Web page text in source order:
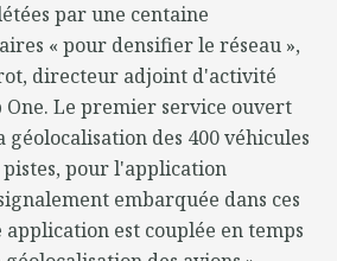
par une centaine
« pour densifier le réseau »,
directeur adjoint d'activité
One. Le premier service ouvert
géolocalisation des 400 véhicules
pour l'application
embarquée dans ces
est couplée en temps